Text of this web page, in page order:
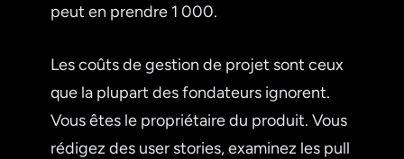
peut en prendre 1 000.
Les coûts de gestion de projet sont ceux
que la plupart des fondateurs ignorent.
Vous êtes le propriétaire du produit. Vous
rédigez des user stories, examinez les pull